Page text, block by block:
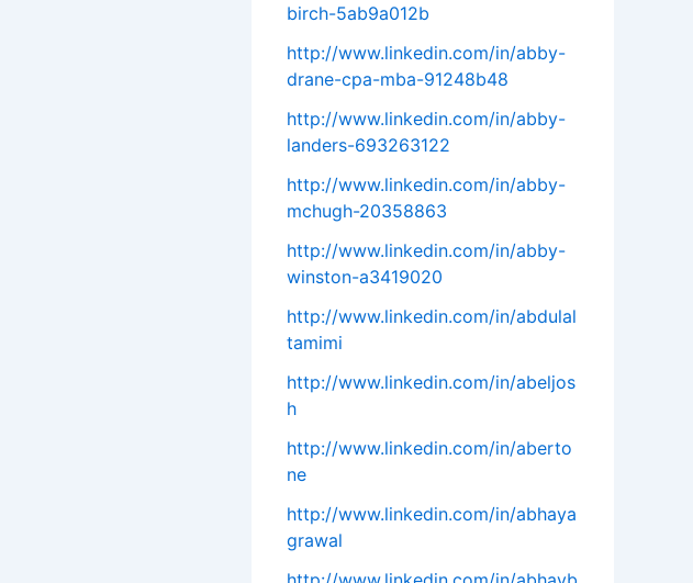
birch-5ab9a012b
http://www.linkedin.com/in/abby-
drane-cpa-mba-91248b48
http://www.linkedin.com/in/abby-
landers-693263122
http://www.linkedin.com/in/abby-
mchugh-20358863
http://www.linkedin.com/in/abby-
winston-a3419020
http://www.linkedin.com/in/abdulal
tamimi
http://www.linkedin.com/in/abeljos
h
http://www.linkedin.com/in/aberto
ne
http://www.linkedin.com/in/abhaya
grawal